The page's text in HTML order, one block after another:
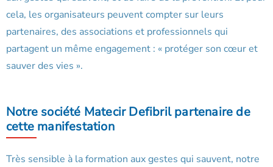
cela, les organisateurs peuvent compter sur leurs
partenaires, des associations et professionnels qui
partagent un même engagement : « protéger son cœur et
sauver des vies ».
Notre société Matecir Defibril partenaire de
cette manifestation
Très sensible à la formation aux gestes qui sauvent, notre